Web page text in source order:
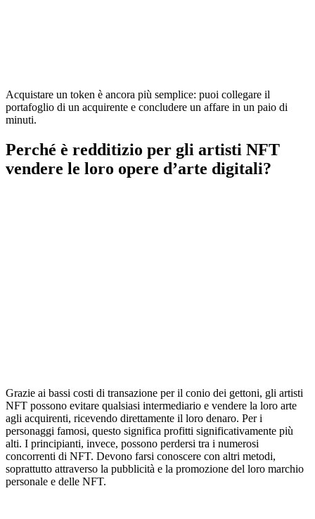
Acquistare un token è ancora più semplice: puoi collegare il
portafoglio di un acquirente e concludere un affare in un paio di
minuti.
Perché è redditizio per gli artisti NFT
vendere le loro opere d’arte digitali?
Grazie ai bassi costi di transazione per il conio dei gettoni, gli artisti
NFT possono evitare qualsiasi intermediario e vendere la loro arte
agli acquirenti, ricevendo direttamente il loro denaro. Per i
personaggi famosi, questo significa profitti significativamente più
alti. I principianti, invece, possono perdersi tra i numerosi
concorrenti di NFT. Devono farsi conoscere con altri metodi,
soprattutto attraverso la pubblicità e la promozione del loro marchio
personale e delle NFT.